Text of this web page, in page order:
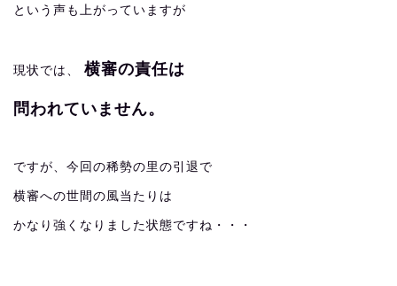
という声も上がっていますが
現状では、 横審の責任は
問われていません。
ですが、今回の稀勢の里の引退で
横審への世間の風当たりは
かなり強くなりました状態ですね・・・